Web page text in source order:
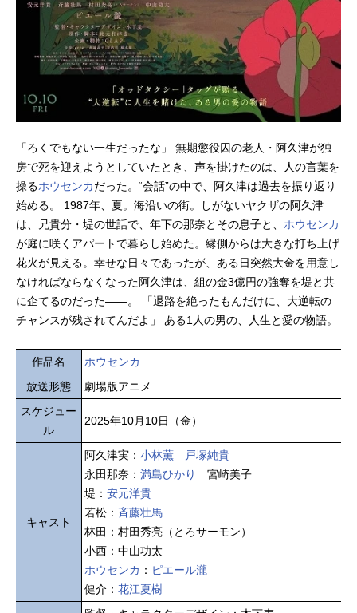
「ろくでもない一生だったな」 無期懲役囚の老人・阿久津が独
房で死を迎えようとしていたとき、声を掛けたのは、人の言葉を
操るホウセンカだった。“会話”の中で、阿久津は過去を振り返り
始める。 1987年、夏。海沿いの街。しがないヤクザの阿久津
は、兄貴分・堤の世話で、年下の那奈とその息子と、 ホウセンカ
が庭に咲くアパートで暮らし始めた。縁側からは大きな打ち上げ
花火が見える。幸せな日々であったが、ある日突然大金を用意し
なければならなくなった阿久津は、組の金3億円の強奪を堤と共
に企てるのだった――。 「退路を絶ったもんだけに、大逆転の
チャンスが残されてんだよ」 ある1人の男の、人生と愛の物語。
作品名
ホウセンカ
放送形態
劇場版アニメ
スケジュー
ル
2025年10月10日（金）
キャスト
阿久津実： 小林薫
戸塚純貴
永田那奈： 満島ひかり
宮崎美子
堤： 安元洋貴
若松： 斉藤壮馬
林田：村田秀亮（とろサーモン）
小西：中山功太
ホウセンカ ： ピエール瀧
健介： 花江夏樹